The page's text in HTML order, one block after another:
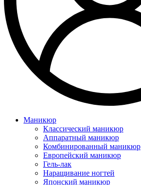
Маникюр
Классический маникюр
Аппаратный маникюр
Комбинированный маникюр
Европейский маникюр
Гель-лак
Наращивание ногтей
Японский маникюр